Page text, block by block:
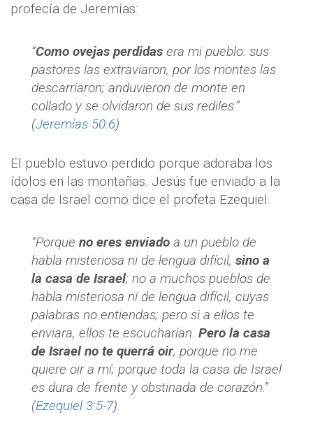
profecía de Jeremías:
“Como ovejas perdidas era mi pueblo: sus
pastores las extraviaron, por los montes las
descarriaron; anduvieron de monte en
collado y se olvidaron de sus rediles.”
(Jeremías 50:6)
El pueblo estuvo perdido porque adoraba los
ídolos en las montañas. Jesús fue enviado a la
casa de Israel como dice el profeta Ezequiel:
“Porque no eres enviado a un pueblo de
habla misteriosa ni de lengua difícil, sino a
la casa de Israel; no a muchos pueblos de
habla misteriosa ni de lengua difícil, cuyas
palabras no entiendas; pero si a ellos te
enviara, ellos te escucharían. Pero la casa
de Israel no te querrá oir, porque no me
quiere oir a mí; porque toda la casa de Israel
es dura de frente y obstinada de corazón.”
(Ezequiel 3:5-7).